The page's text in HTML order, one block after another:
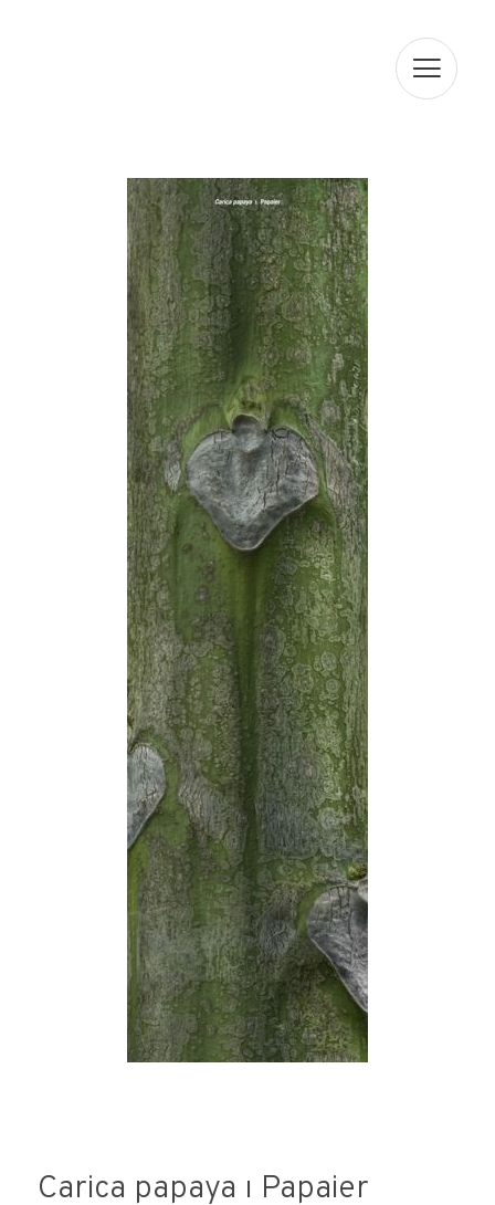
Carica papaya ı Papaier
es compromet a adoptar totes les mesures raonables
perquè aquests es suprimeixin o rectifiquin sense dilació
quan siguin inexactes. D'acord amb els drets que li
tractament de les seves dades de caràcter personal així
com de l'consentiment prestat per al tractament dels
mateixos, dirigint la seva petició a l'adreça postal
indicada més amunt o a l'correu electrònic
jmtorres@arturamon.com. Podrà dirigir-se a l'Autoritat de
Control competent per a presentar la reclamació que
consideri oportuna. L'enviament d'aquestes dades
implica l'acceptació d'aquesta clàusula.